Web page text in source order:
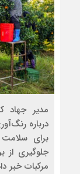
مدیر جهاد
درباره
برای
جلوگیری از
مرکبات خبر